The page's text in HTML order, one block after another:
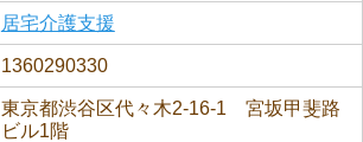
居宅介護支援
1360290330
東京都渋谷区代々木2-16-1 宮坂甲斐路
ビル1階